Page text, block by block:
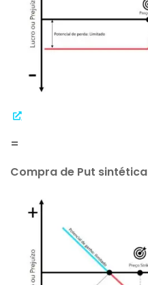
=
Compra de Put sintética